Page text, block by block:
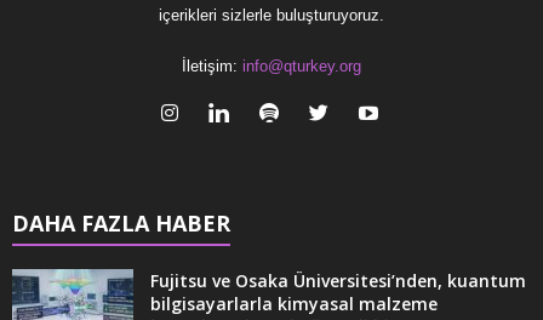
içerikleri sizlerle buluşturuyoruz.
İletişim: info@qturkey.org
DAHA FAZLA HABER
Fujitsu ve Osaka Üniversitesi’nden, kuantum
bilgisayarlarla kimyasal malzeme